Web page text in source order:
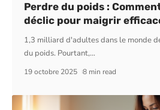
Perdre du poids :
déclic pour maigrir
1,3 milliard d'adultes dans le monde
du poids. Pourtant,…
19 octobre 2025 8 min read